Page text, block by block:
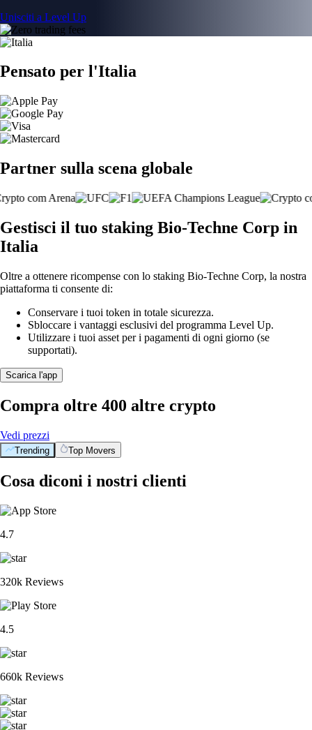
Unisciti a Level Up
Pensato per l'Italia
Partner sulla scena globale
Gestisci il tuo staking Bio-Techne Corp in
Italia
Oltre a ottenere ricompense con lo staking Bio-Techne Corp, la nostra
piattaforma ti consente di:
Conservare i tuoi token in totale sicurezza.
Sbloccare i vantaggi esclusivi del programma Level Up.
Utilizzare i tuoi asset per i pagamenti di ogni giorno (se
supportati).
Scarica l'app
Compra oltre 400 altre crypto
Vedi prezzi
Trending Top Movers
Cosa diconi i nostri clienti
4.7
320k Reviews
4.5
660k Reviews